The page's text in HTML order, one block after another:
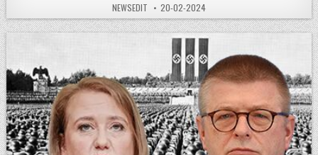
AUTHOR:
NEWSEDIT PUBLISHED DATE:
20-02-2024